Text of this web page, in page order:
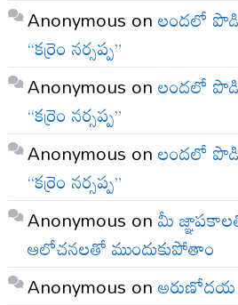
Anonymous onలందలో
“కర్రెం నర్సప్ప”
Anonymous onలందలో
“కర్రెం నర్సప్ప”
Anonymous onలందలో
“కర్రెం నర్సప్ప”
Anonymous onమీ
ఆలోచనలతో ముందుకుపోతాం
Anonymous onఅరుణోదయ